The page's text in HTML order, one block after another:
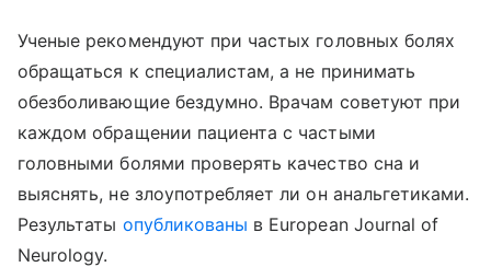
Ученые рекомендуют при частых головных болях
обращаться к специалистам, а не принимать
обезболивающие бездумно. Врачам советуют при
каждом обращении пациента с частыми
головными болями проверять качество сна и
выяснять, не злоупотребляет ли он анальгетиками.
Результаты опубликованы в European Journal of
Neurology.